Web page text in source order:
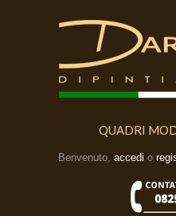
QUADRI
Benvenuto, accedi o